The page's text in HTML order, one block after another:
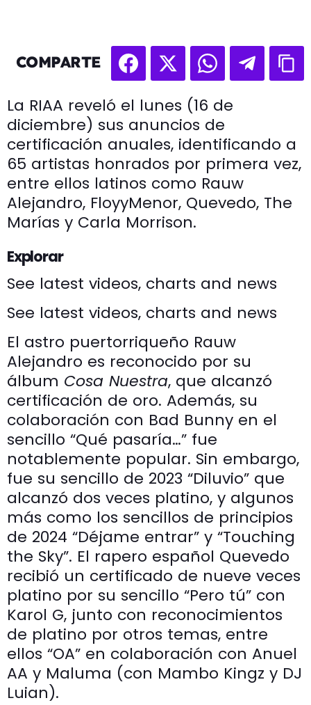
COMPARTE
La RIAA reveló el lunes (16 de
diciembre) sus anuncios de
certificación anuales, identificando a
65 artistas honrados por primera vez,
entre ellos latinos como Rauw
Alejandro, FloyyMenor, Quevedo, The
Marías y Carla Morrison.
Explorar
See latest videos, charts and news
See latest videos, charts and news
El astro puertorriqueño Rauw
Alejandro es reconocido por su
álbum Cosa Nuestra, que alcanzó
certificación de oro. Además, su
colaboración con Bad Bunny en el
sencillo “Qué pasaría…” fue
notablemente popular. Sin embargo,
fue su sencillo de 2023 “Diluvio” que
alcanzó dos veces platino, y algunos
más como los sencillos de principios
de 2024 “Déjame entrar” y “Touching
the Sky”. El rapero español Quevedo
recibió un certificado de nueve veces
platino por su sencillo “Pero tú” con
Karol G, junto con reconocimientos
de platino por otros temas, entre
ellos “OA” en colaboración con Anuel
AA y Maluma (con Mambo Kingz y DJ
Luian).